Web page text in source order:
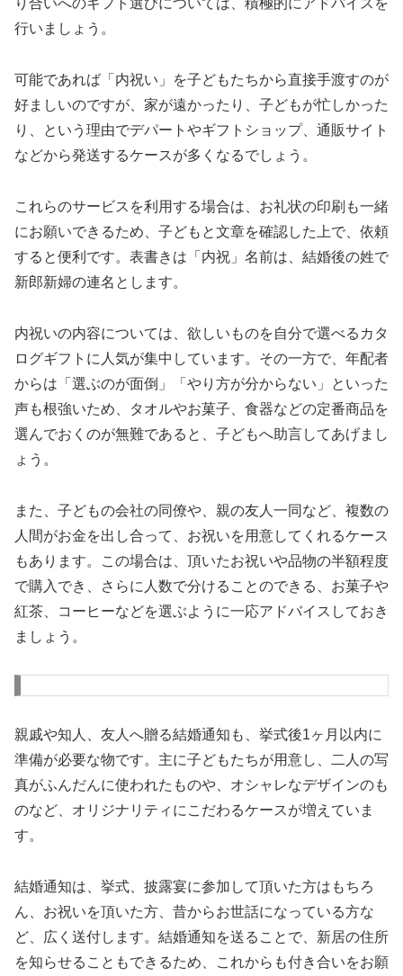
り合いへのギフト選びについては、積極的にアドバイスを
行いましょう。
可能であれば「内祝い」を子どもたちから直接手渡すのが
好ましいのですが、家が遠かったり、子どもが忙しかった
り、という理由でデパートやギフトショップ、通販サイト
などから発送するケースが多くなるでしょう。
これらのサービスを利用する場合は、お礼状の印刷も一緒
にお願いできるため、子どもと文章を確認した上で、依頼
すると便利です。表書きは「内祝」名前は、結婚後の姓で
新郎新婦の連名とします。
内祝いの内容については、欲しいものを自分で選べるカタ
ログギフトに人気が集中しています。その一方で、年配者
からは「選ぶのが面倒」「やり方が分からない」といった
声も根強いため、タオルやお菓子、食器などの定番商品を
選んでおくのが無難であると、子どもへ助言してあげまし
ょう。
また、子どもの会社の同僚や、親の友人一同など、複数の
人間がお金を出し合って、お祝いを用意してくれるケース
もあります。この場合は、頂いたお祝いや品物の半額程度
で購入でき、さらに人数で分けることのできる、お菓子や
紅茶、コーヒーなどを選ぶように一応アドバイスしておき
ましょう。
親戚や知人、友人へ贈る結婚通知も、挙式後1ヶ月以内に
準備が必要な物です。主に子どもたちが用意し、二人の写
真がふんだんに使われたものや、オシャレなデザインのも
のなど、オリジナリティにこだわるケースが増えていま
す。
結婚通知は、挙式、披露宴に参加して頂いた方はもちろ
ん、お祝いを頂いた方、昔からお世話になっている方な
ど、広く送付します。結婚通知を送ることで、新居の住所
を知らせることもできるため、これからも付き合いをお願